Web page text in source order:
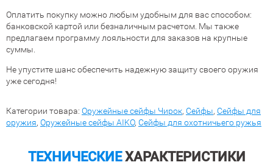
Оплатить покупку можно любым удобным для вас способом:
банковской картой или безналичным расчетом. Мы также
предлагаем программу лояльности для заказов на крупные
суммы.
Не упустите шанс обеспечить надежную защиту своего оружия
уже сегодня!
Категории товара: Оружейные сейфы Чирок, Сейфы, Сейфы для
оружия, Оружейные сейфы AIKO, Сейфы для охотничьего ружья
ТЕХНИЧЕСКИЕХАРАКТЕРИСТИКИ